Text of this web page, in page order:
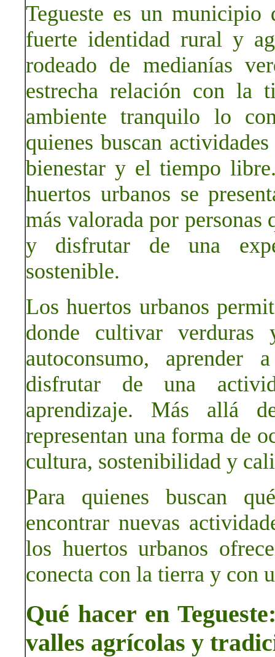
Tegueste es un municipio
fuerte identidad rural y
rodeado de medianías
estrecha relación con la
ambiente tranquilo lo
quienes buscan
bienestar y el tiempo
huertos urbanos se
más valorada por personas
y disfrutar de una
sostenible.
Los huertos urbanos
donde cultivar verduras
autoconsumo,
disfrutar de una
aprendizaje. Más allá
representan una forma de
cultura, sostenibilidad y
Para quienes buscan
encontrar nuevas
los huertos urbanos
conecta con la tierra y con
Qué hacer en
valles agrícolas y